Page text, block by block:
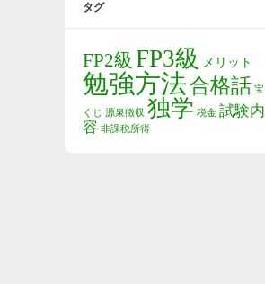
タグ
FP2級 FP3級 メリット
勉強方法合格話 宝
くじ 源泉徴収 独学 税金 試験内
容 非課税所得